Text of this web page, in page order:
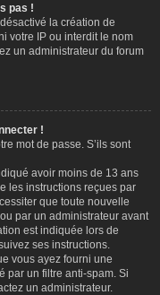
pas !
la création de
votre IP ou interdit le nom
un administrateur du forum
!
mot de passe. S’ils sont
avoir moins de 13 ans
les instructions reçues par
que toute nouvelle
par un administrateur avant
est indiquée lors de
ses instructions.
vous ayez fourni une
par un filtre anti-spam. Si
un administrateur.